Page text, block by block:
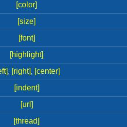
[color]
[size]
[font]
[highlight]
, [right], [center]
[indent]
[url]
[thread]